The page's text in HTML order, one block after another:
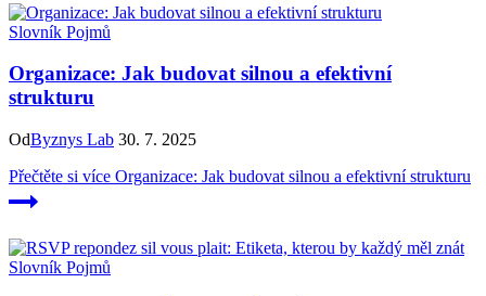
Slovník Pojmů
Organizace: Jak budovat silnou a efektivní
strukturu
OdByznys Lab 30. 7. 2025
Přečtěte si více Organizace: Jak budovat silnou a efektivní strukturu
Slovník Pojmů